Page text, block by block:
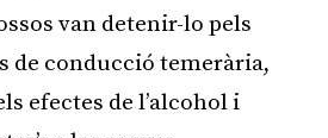
van detenir-lo pels
de conducció temerària,
efectes de l’alcohol i